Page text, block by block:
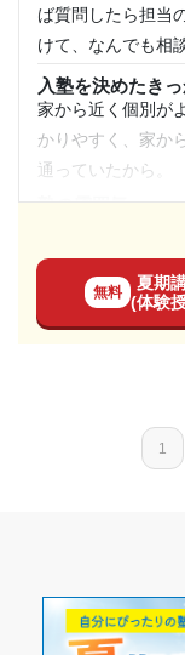
1時間～2時間未
月額料金
40,001円〜
達成
りがとうござ
きたり、すぐに担
塾周辺の環境
す！コンビニやス
授業以外のサポー
(相談・面談、家庭学習
毎週面談があって
利用詳細
通塾期間
通塾頻度
ば質問したら担当
けて、なんでも相
入塾を決めたき
家から近く個別が
かりやすく、家か
通っていたから。
料金
本人なので、わか
が、自分で決めら
個別なので、自分
まで何回もできた
塾内の環境
特に不満はなく
無料
夏期
(体験
1